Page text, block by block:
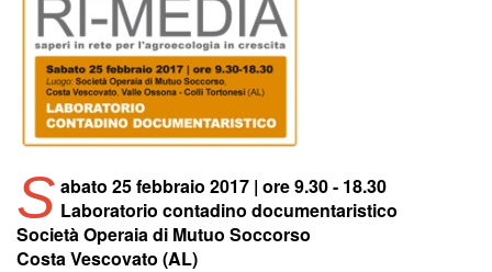
S abato 25 febbraio 2017 | ore 9.30 - 18.30
Laboratorio contadino documentaristico
Società Operaia di Mutuo Soccorso
Costa Vescovato (AL)